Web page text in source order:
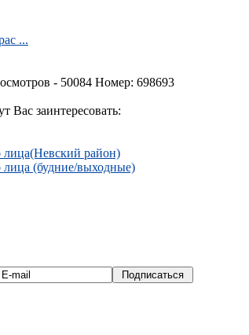
...
- 50084 Номер: 698693
Вас заинтересовать:
лица(Невский район)
лица (будние/выходные)